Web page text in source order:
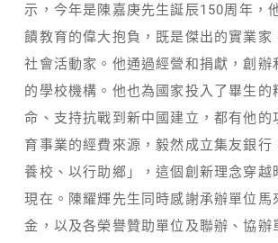
示，今年是陳嘉庚先生誕辰150周年，
饋教育的偉大抱負，既是傑出的實業家
社會活動家。他通過經營和捐獻，創辦
的學校機構。他也為國家投入了畢生的
命、支持抗戰到新中國建立，都有他的
育事業的經費來源，毅然成立集友銀行
養校、以行助鄉」，這個創新理念穿越
現在。陳耀輝先生同時感謝承辦單位馬
金，以及各榮譽贊助單位及聯辦、協辦